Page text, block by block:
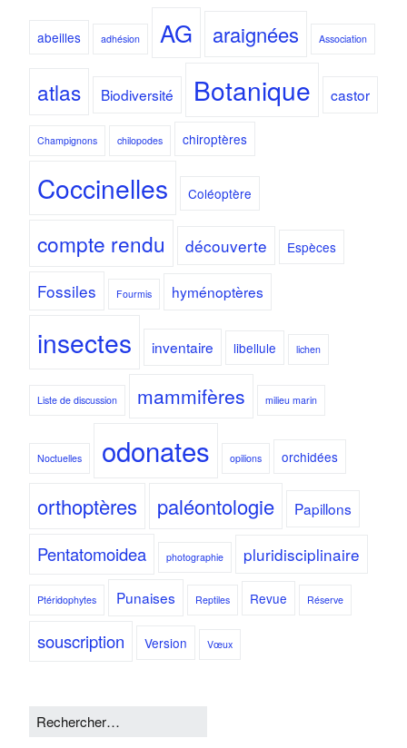
abeilles adhésion AG araignées Association
atlas Biodiversité Botanique castor
Champignons chilopodes chiroptères
Coccinelles Coléoptère
compte rendu découverte Espèces
Fossiles Fourmis hyménoptères
insectes inventaire libellule lichen
Liste de discussion mammifères milieu marin
Noctuelles odonates opilions orchidées
orthoptères paléontologie Papillons
Pentatomoidea photographie pluridisciplinaire
Ptéridophytes Punaises Reptiles Revue Réserve
souscription Version Vœux